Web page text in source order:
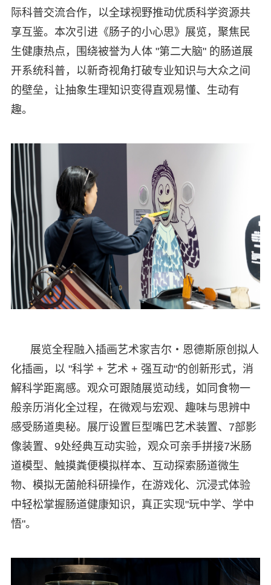
际科普交流合作，以全球视野推动优质科学资源共
享互鉴。本次引进《肠子的小心思》展览，聚焦民
生健康热点，围绕被誉为人体 "第二大脑" 的肠道展
开系统科普，以新奇视角打破专业知识与大众之间
的壁垒，让抽象生理知识变得直观易懂、生动有
趣。
展览全程融入插画艺术家吉尔・恩德斯原创拟人
化插画，以 "科学 + 艺术 + 强互动"的创新形式，消
解科学距离感。观众可跟随展览动线，如同食物一
般亲历消化全过程，在微观与宏观、趣味与思辨中
感受肠道奥秘。展厅设置巨型嘴巴艺术装置、7部影
像装置、9处经典互动实验，观众可亲手拼接7米肠
道模型、触摸粪便模拟样本、互动探索肠道微生
物、模拟无菌舱科研操作，在游戏化、沉浸式体验
中轻松掌握肠道健康知识，真正实现"玩中学、学中
悟"。